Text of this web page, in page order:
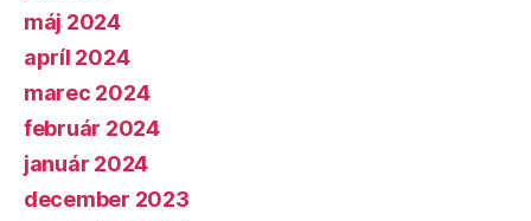
máj 2024
apríl 2024
marec 2024
február 2024
január 2024
december 2023